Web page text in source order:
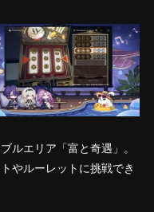
ルエリア「富と奇遇」。
やルーレットに挑戦でき